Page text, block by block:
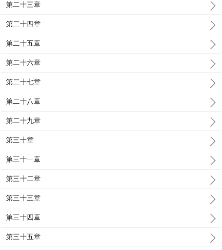
第二十三章
第二十四章
第二十五章
第二十六章
第二十七章
第二十八章
第二十九章
第三十章
第三十一章
第三十二章
第三十三章
第三十四章
第三十五章